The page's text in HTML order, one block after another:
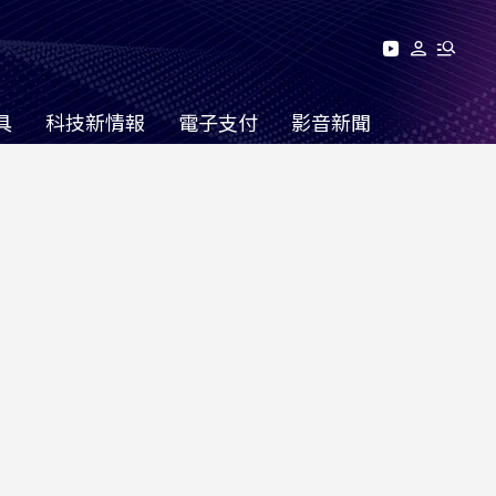
科技新情報 電子支付 影音新聞